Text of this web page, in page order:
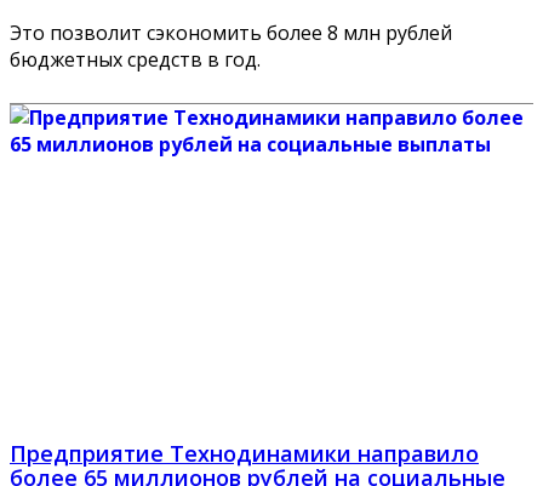
Это позволит сэкономить более 8 млн рублей
бюджетных средств в год.
Предприятие Технодинамики направило
более 65 миллионов рублей на социальные